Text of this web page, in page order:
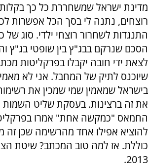
מדינת ישראל שמשחררת כל כך
רוצחים, נתנה לי בסך הכל אפשרות
התנגדות לשחרור רוצחי ילדי. סוג
הסכם שנרקם בבג"ץ בין שופטי בג"ץ
לצאת ידי חובה יקבלו בפרקליטות
שיוכנס לתיק של המחבל. אני לא
בישראל שמאמין שמי שמכין את
את זה ברצינות. בעסקת שליט השמות
החמאס "כמקשה אחת" אמרו
להוציא אפילו אחד מהרשימה שכן
כוללת. אז למה טוב המכתב? שיטת
2013.